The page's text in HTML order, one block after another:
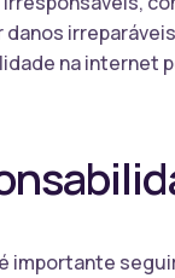
na
importante